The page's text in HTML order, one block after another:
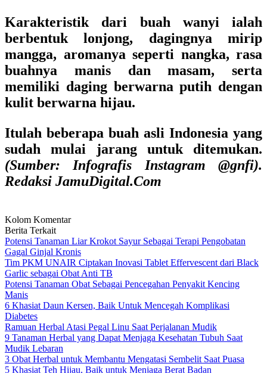
Karakteristik dari buah wanyi ialah
berbentuk lonjong, dagingnya mirip
mangga, aromanya seperti nangka, rasa
buahnya manis dan masam, serta
memiliki daging berwarna putih dengan
kulit berwarna hijau.
Itulah beberapa buah asli Indonesia yang
sudah mulai jarang untuk ditemukan.
(Sumber: Infografis Instagram @gnfi).
Redaksi JamuDigital.Com
Kolom Komentar
Berita Terkait
Potensi Tanaman Liar Krokot Sayur Sebagai Terapi Pengobatan
Gagal Ginjal Kronis
Tim PKM UNAIR Ciptakan Inovasi Tablet Effervescent dari Black
Garlic sebagai Obat Anti TB
Potensi Tanaman Obat Sebagai Pencegahan Penyakit Kencing
Manis
6 Khasiat Daun Kersen, Baik Untuk Mencegah Komplikasi
Diabetes
Ramuan Herbal Atasi Pegal Linu Saat Perjalanan Mudik
9 Tanaman Herbal yang Dapat Menjaga Kesehatan Tubuh Saat
Mudik Lebaran
3 Obat Herbal untuk Membantu Mengatasi Sembelit Saat Puasa
5 Khasiat Teh Hijau, Baik untuk Menjaga Berat Badan